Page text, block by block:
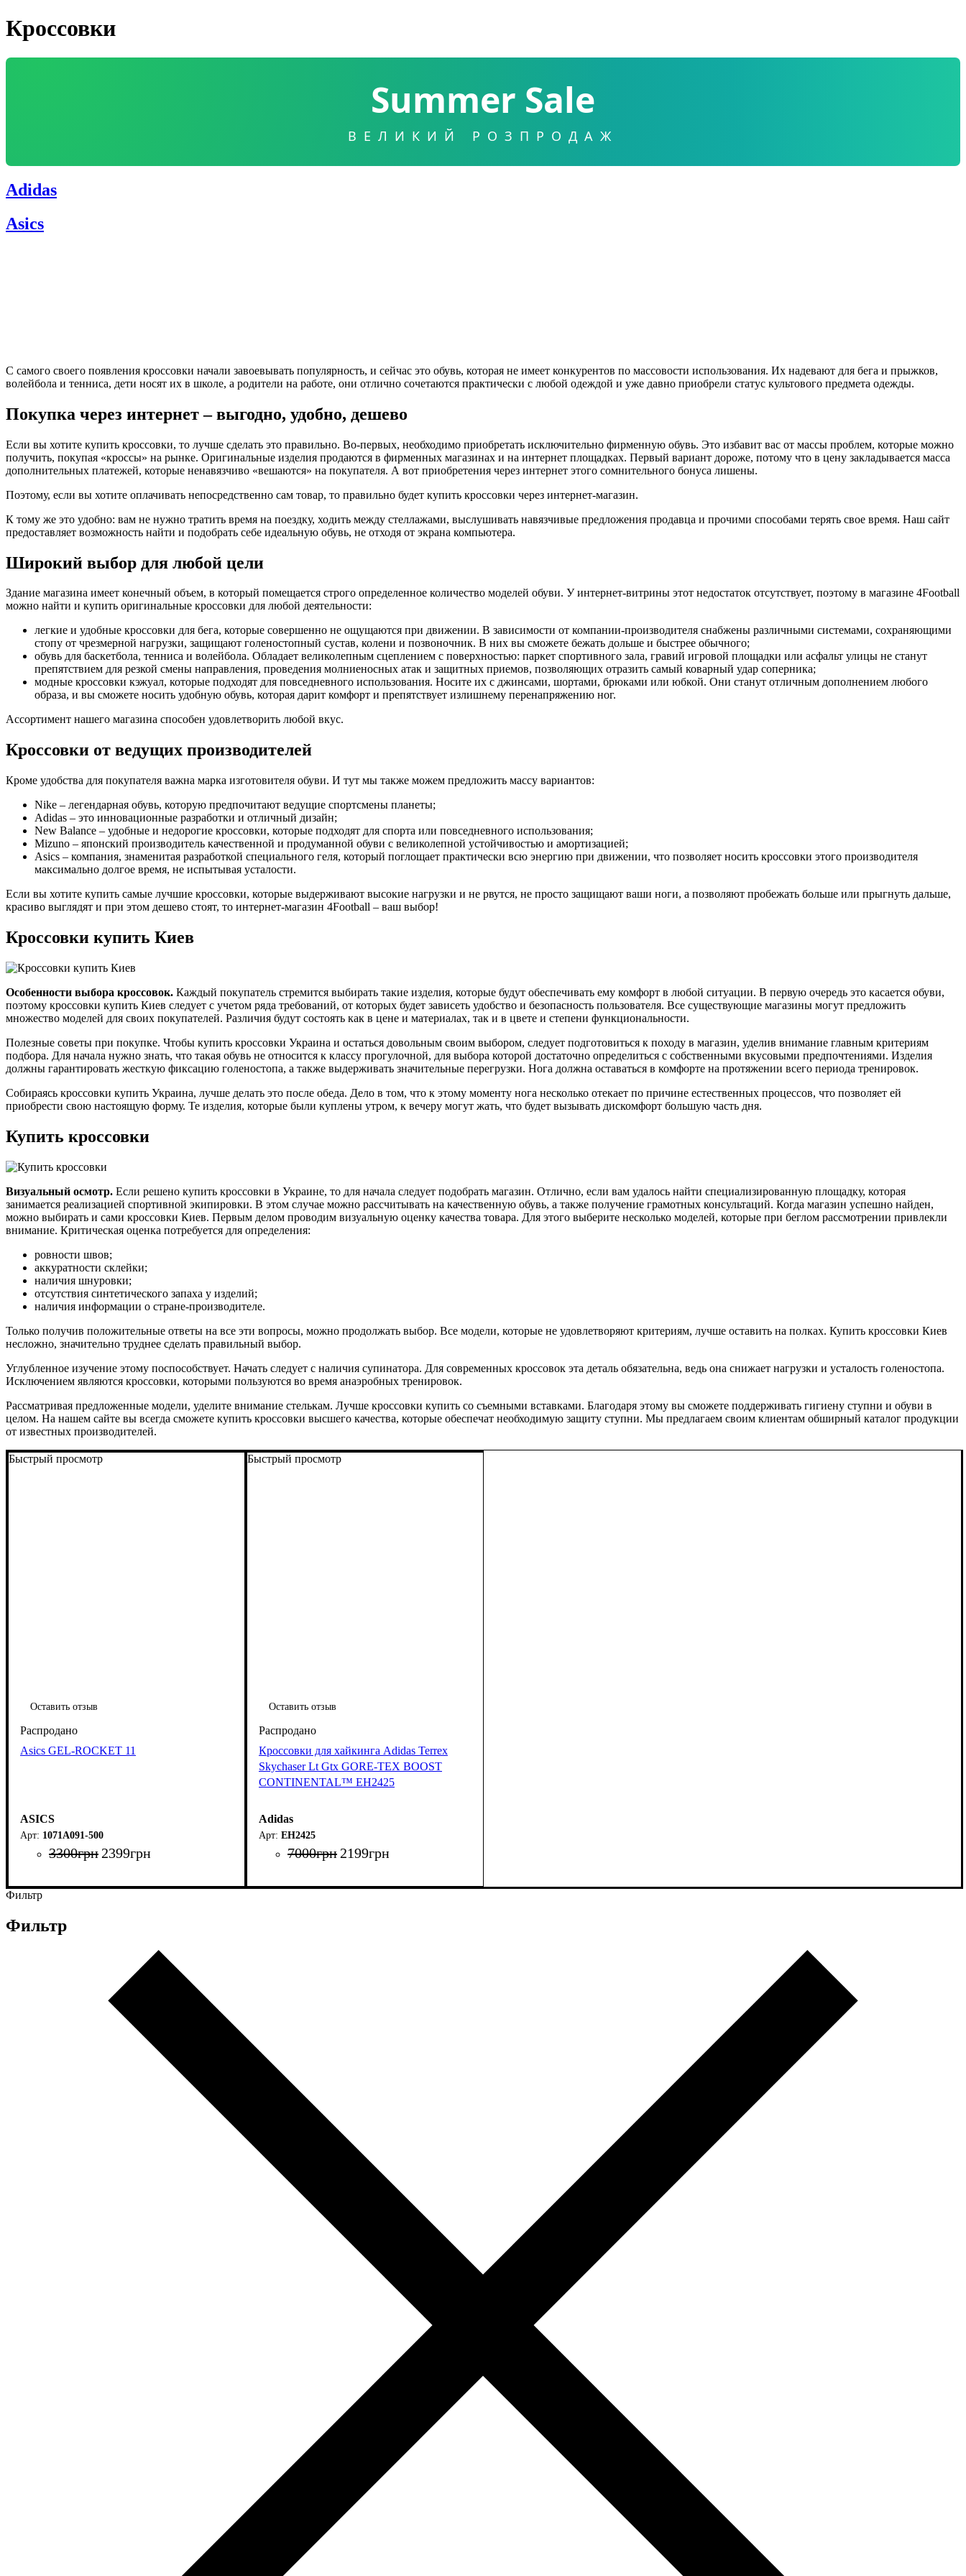
Кроссовки
Summer Sale
ВЕЛИКИЙ РОЗПРОДАЖ
Adidas
Asics
С самого своего появления кроссовки начали завоевывать популярность, и сейчас это обувь, которая не имеет конкурентов по массовости использования. Их надевают для бега и прыжков,
волейбола и тенниса, дети носят их в школе, а родители на работе, они отлично сочетаются практически с любой одеждой и уже давно приобрели статус культового предмета одежды.
Покупка через интернет – выгодно, удобно, дешево
Если вы хотите купить кроссовки, то лучше сделать это правильно. Во-первых, необходимо приобретать исключительно фирменную обувь. Это избавит вас от массы проблем, которые можно
получить, покупая «кроссы» на рынке. Оригинальные изделия продаются в фирменных магазинах и на интернет площадках. Первый вариант дороже, потому что в цену закладывается масса
дополнительных платежей, которые ненавязчиво «вешаются» на покупателя. А вот приобретения через интернет этого сомнительного бонуса лишены.
Поэтому, если вы хотите оплачивать непосредственно сам товар, то правильно будет купить кроссовки через интернет-магазин.
К тому же это удобно: вам не нужно тратить время на поездку, ходить между стеллажами, выслушивать навязчивые предложения продавца и прочими способами терять свое время. Наш сайт
предоставляет возможность найти и подобрать себе идеальную обувь, не отходя от экрана компьютера.
Широкий выбор для любой цели
Здание магазина имеет конечный объем, в который помещается строго определенное количество моделей обуви. У интернет-витрины этот недостаток отсутствует, поэтому в магазине 4Football
можно найти и купить оригинальные кроссовки для любой деятельности:
легкие и удобные кроссовки для бега, которые совершенно не ощущаются при движении. В зависимости от компании-производителя снабжены различными системами, сохраняющими
стопу от чрезмерной нагрузки, защищают голеностопный сустав, колени и позвоночник. В них вы сможете бежать дольше и быстрее обычного;
обувь для баскетбола, тенниса и волейбола. Обладает великолепным сцеплением с поверхностью: паркет спортивного зала, гравий игровой площадки или асфальт улицы не станут
препятствием для резкой смены направления, проведения молниеносных атак и защитных приемов, позволяющих отразить самый коварный удар соперника;
модные кроссовки кэжуал, которые подходят для повседневного использования. Носите их с джинсами, шортами, брюками или юбкой. Они станут отличным дополнением любого
образа, и вы сможете носить удобную обувь, которая дарит комфорт и препятствует излишнему перенапряжению ног.
Ассортимент нашего магазина способен удовлетворить любой вкус.
Кроссовки от ведущих производителей
Кроме удобства для покупателя важна марка изготовителя обуви. И тут мы также можем предложить массу вариантов:
Nike – легендарная обувь, которую предпочитают ведущие спортсмены планеты;
Adidas – это инновационные разработки и отличный дизайн;
New Balance – удобные и недорогие кроссовки, которые подходят для спорта или повседневного использования;
Mizuno – японский производитель качественной и продуманной обуви с великолепной устойчивостью и амортизацией;
Asics – компания, знаменитая разработкой специального геля, который поглощает практически всю энергию при движении, что позволяет носить кроссовки этого производителя
максимально долгое время, не испытывая усталости.
Если вы хотите купить самые лучшие кроссовки, которые выдерживают высокие нагрузки и не рвутся, не просто защищают ваши ноги, а позволяют пробежать больше или прыгнуть дальше,
красиво выглядят и при этом дешево стоят, то интернет-магазин 4Football – ваш выбор!
Кроссовки купить Киев
Особенности выбора кроссовок. Каждый покупатель стремится выбирать такие изделия, которые будут обеспечивать ему комфорт в любой ситуации. В первую очередь это касается обуви,
поэтому кроссовки купить Киев следует с учетом ряда требований, от которых будет зависеть удобство и безопасность пользователя. Все существующие магазины могут предложить
множество моделей для своих покупателей. Различия будут состоять как в цене и материалах, так и в цвете и степени функциональности.
Полезные советы при покупке. Чтобы купить кроссовки Украина и остаться довольным своим выбором, следует подготовиться к походу в магазин, уделив внимание главным критериям
подбора. Для начала нужно знать, что такая обувь не относится к классу прогулочной, для выбора которой достаточно определиться с собственными вкусовыми предпочтениями. Изделия
должны гарантировать жесткую фиксацию голеностопа, а также выдерживать значительные перегрузки. Нога должна оставаться в комфорте на протяжении всего периода тренировок.
Собираясь кроссовки купить Украина, лучше делать это после обеда. Дело в том, что к этому моменту нога несколько отекает по причине естественных процессов, что позволяет ей
приобрести свою настоящую форму. Те изделия, которые были куплены утром, к вечеру могут жать, что будет вызывать дискомфорт большую часть дня.
Купить кроссовки
Визуальный осмотр. Если решено купить кроссовки в Украине, то для начала следует подобрать магазин. Отлично, если вам удалось найти специализированную площадку, которая
занимается реализацией спортивной экипировки. В этом случае можно рассчитывать на качественную обувь, а также получение грамотных консультаций. Когда магазин успешно найден,
можно выбирать и сами кроссовки Киев. Первым делом проводим визуальную оценку качества товара. Для этого выберите несколько моделей, которые при беглом рассмотрении привлекли
внимание. Критическая оценка потребуется для определения:
ровности швов;
аккуратности склейки;
наличия шнуровки;
отсутствия синтетического запаха у изделий;
наличия информации о стране-производителе.
Только получив положительные ответы на все эти вопросы, можно продолжать выбор. Все модели, которые не удовлетворяют критериям, лучше оставить на полках. Купить кроссовки Киев
несложно, значительно труднее сделать правильный выбор.
Углубленное изучение этому поспособствует. Начать следует с наличия супинатора. Для современных кроссовок эта деталь обязательна, ведь она снижает нагрузки и усталость голеностопа.
Исключением являются кроссовки, которыми пользуются во время анаэробных тренировок.
Рассматривая предложенные модели, уделите внимание стелькам. Лучше кроссовки купить со съемными вставками. Благодаря этому вы сможете поддерживать гигиену ступни и обуви в
целом. На нашем сайте вы всегда сможете купить кроссовки высшего качества, которые обеспечат необходимую защиту ступни. Мы предлагаем своим клиентам обширный каталог продукции
от известных производителей.
Быстрый просмотр
Оставить отзыв
Asics GEL-ROCKET 11
ASICS
1071A091-500
3300грн2399грн
Быстрый просмотр
Оставить отзыв
Кроссовки для хайкинга Adidas Terrex
Skychaser Lt Gtx GORE-TEX BOOST
CONTINENTAL™ EH2425
Adidas
EH2425
7000грн2199грн
Фильтр
Фильтр